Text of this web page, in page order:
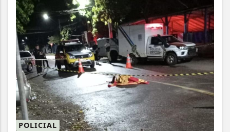
POLICIAL